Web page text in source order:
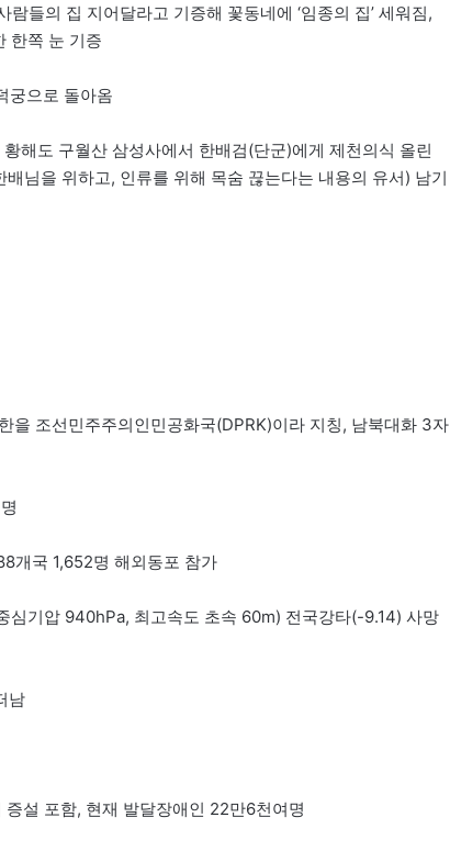
들의 집 지어달라고 기증해 꽃동네에 ‘임종의 집’ 세워짐,
한쪽 눈 기증
궁으로 돌아옴
해도 구월산 삼성사에서 한배검(단군)에게 제천의식 올린
님을 위하고, 인류를 위해 목숨 끊는다는 내용의 유서) 남기
을 조선민주주의인민공화국(DPRK)이라 지칭, 남북대화 3자
개국 1,652명 해외동포 참가
기압 940hPa, 최고속도 초속 60m) 전국강타(-9.14) 사망
남
설 포함, 현재 발달장애인 22만6천여명